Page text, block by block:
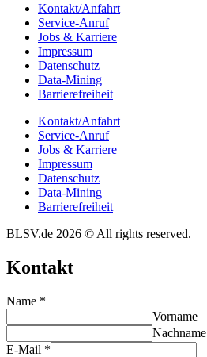
Kontakt/​​Anfahrt
Service-Anruf
Jobs & Karriere
Impres­sum
Daten­schutz
Data-Mining
Barrie­re­frei­heit
Kontakt/​​Anfahrt
Service-Anruf
Jobs & Karriere
Impres­sum
Daten­schutz
Data-Mining
Barrie­re­frei­heit
BLSV.de 2026 © All rights reserved.
Kontakt
Name *
Vorname
Nachname
E-Mail *